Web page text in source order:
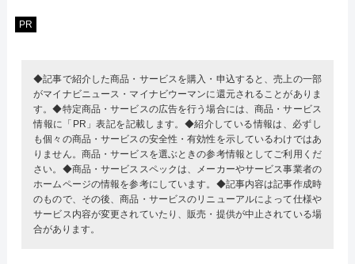
PR
◆記事で紹介した商品・サービスを購入・申込すると、売上の一部
がマイナビニュース・マイナビウーマンに還元されることがありま
す。◆特定商品・サービスの広告を行う場合には、商品・サービス
情報に「PR」表記を記載します。◆紹介している情報は、必ずし
も個々の商品・サービスの安全性・有効性を示しているわけではあ
りません。商品・サービスを選ぶときの参考情報としてご利用くだ
さい。◆商品・サービススペックは、メーカーやサービス事業者の
ホームページの情報を参考にしています。◆記事内容は記事作成時
のもので、その後、商品・サービスのリニューアルによって仕様や
サービス内容が変更されていたり、販売・提供が中止されている場
合があります。